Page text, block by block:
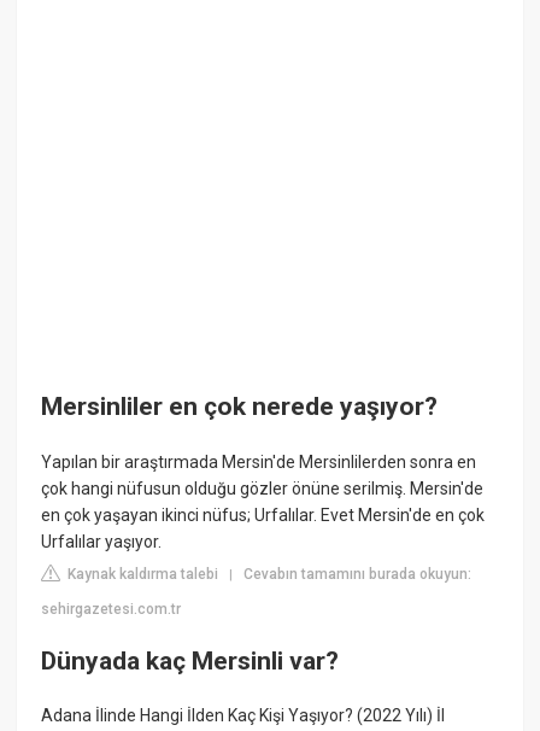
Mersinliler en çok nerede yaşıyor?
Yapılan bir araştırmada Mersin'de Mersinlilerden sonra en
çok hangi nüfusun olduğu gözler önüne serilmiş. Mersin'de
en çok yaşayan ikinci nüfus; Urfalılar. Evet Mersin'de en çok
Urfalılar yaşıyor.
Kaynak kaldırma talebi |Cevabın tamamını burada okuyun:
sehirgazetesi.com.tr
Dünyada kaç Mersinli var?
Adana İlinde Hangi İlden Kaç Kişi Yaşıyor? (2022 Yılı) İl